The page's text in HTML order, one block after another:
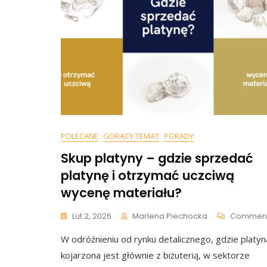
POLECANE GORĄCY TEMAT PORADY
Skup platyny – gdzie sprzedać
platynę i otrzymać uczciwą
wycenę materiału?
Lut 2, 2026 Marlena Piechocka
W odróżnieniu od rynku detalicznego, gdzie
kojarzona jest głównie z biżuterią, w sektorze